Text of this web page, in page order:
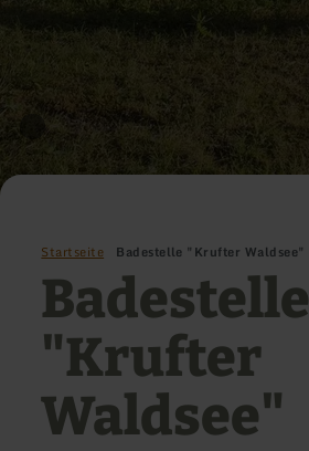
Startseite Badestelle "Krufter Waldsee"
Badestelle
"Krufter
Waldsee"